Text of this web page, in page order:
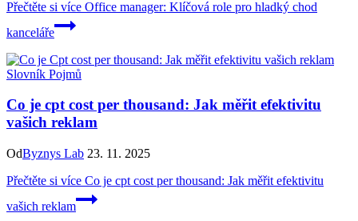
Přečtěte si více Office manager: Klíčová role pro hladký chod
kanceláře
Slovník Pojmů
Co je cpt cost per thousand: Jak měřit efektivitu
vašich reklam
OdByznys Lab 23. 11. 2025
Přečtěte si více Co je cpt cost per thousand: Jak měřit efektivitu
vašich reklam